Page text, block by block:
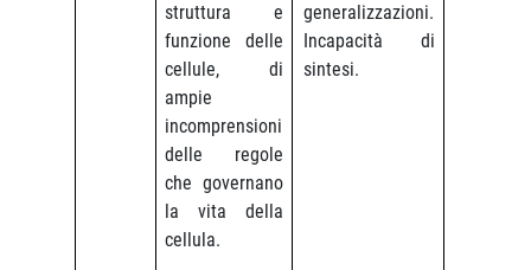
struttura e
funzione delle
cellule, di
ampie
incomprensioni
delle regole
che governano
la vita della
cellula.
generalizzazioni.
Incapacità di
sintesi.